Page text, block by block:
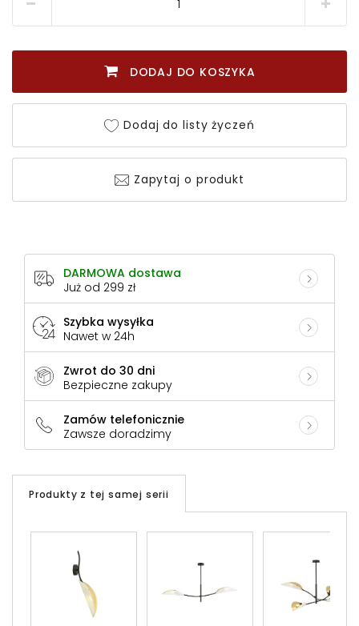
DODAJ DO KOSZYKA
Dodaj do listy życzeń
Zapytaj o produkt
DARMOWA dostawa
Już od 299 zł
Szybka wysyłka
Nawet w 24h
Zwrot do 30 dni
Bezpieczne zakupy
Zamów telefonicznie
Zawsze doradzimy
Produkty z tej samej serii